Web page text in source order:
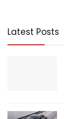
Latest Posts